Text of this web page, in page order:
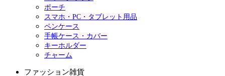
ポーチ
スマホ・PC・タブレット用品
ペンケース
手帳ケース・カバー
キーホルダー
チャーム
ファッション雑貨